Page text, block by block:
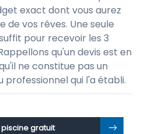
exact dont vous aurez
de vos rêves. Une seule
pour recevoir les 3
qu'un devis est en
ne constitue pas un
qui l'a établi.
gratuit